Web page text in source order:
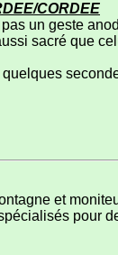
CORDEE
un geste
sacré que
et
pour